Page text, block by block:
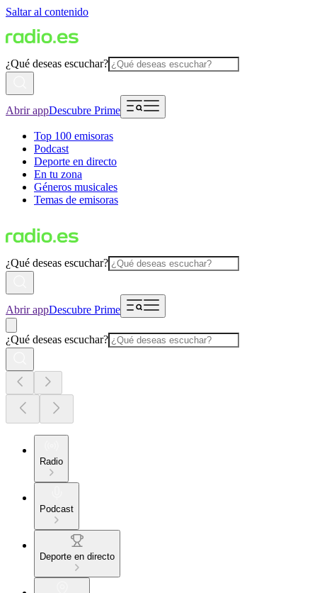
Saltar al contenido
¿Qué deseas escuchar?
Abrir appDescubre Prime
Top 100 emisoras
Podcast
Deporte en directo
En tu zona
Géneros musicales
Temas de emisoras
¿Qué deseas escuchar?
Abrir appDescubre Prime
¿Qué deseas escuchar?
Radio
Podcast
Deporte en directo